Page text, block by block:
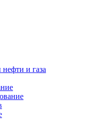
и газа